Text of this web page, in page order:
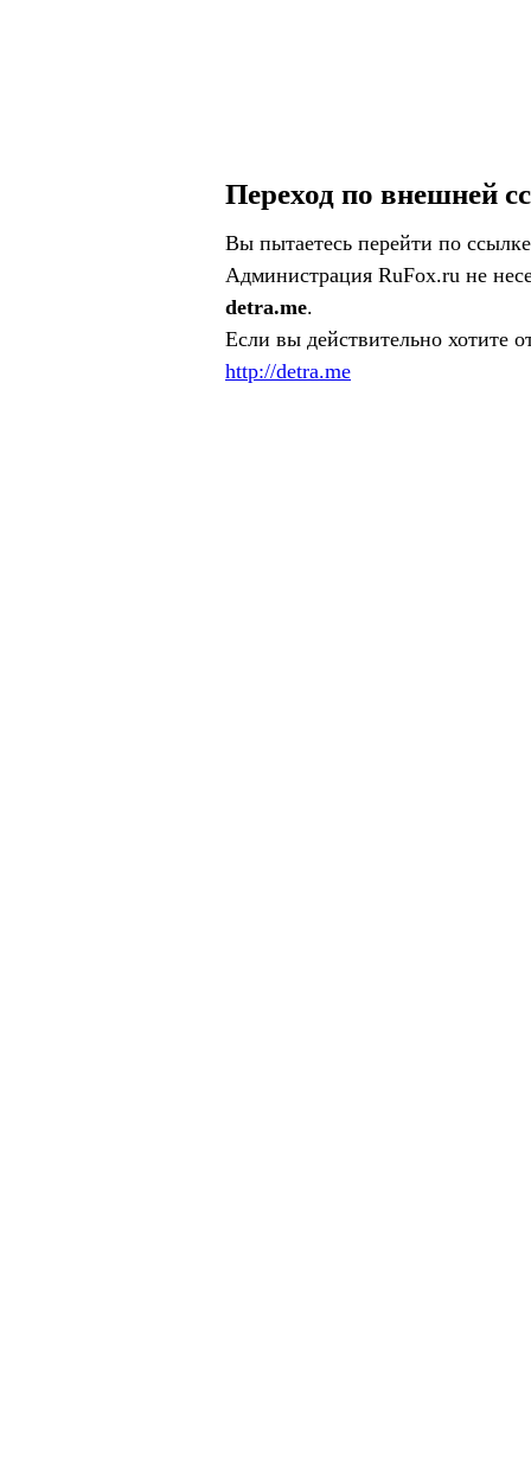
Переход по внешней
Вы пытаетесь перейти по
Администрация RuFox.ru не
detra.me.
Если вы действительно хотите
http://detra.me